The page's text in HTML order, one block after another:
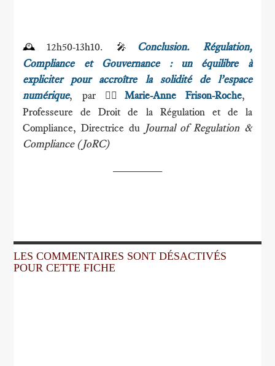
🕰 12h50-13h10. 🎤 Conclusion. Régulation,
Compliance et Gouvernance : un équilibre à
expliciter pour accroître la solidité de l’espace
numérique, par 🕴🏻 Marie-Anne Frison-Roche,
Professeure de Droit de la Régulation et de la
Compliance, Directrice du Journal of Regulation &
Compliance (JoRC)
LES COMMENTAIRES SONT DÉSACTIVÉS
POUR CETTE FICHE